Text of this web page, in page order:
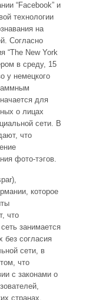
“Facebook” и
технологии
на
Согласно
“The New York
в среду, 15
у немецкого
для
о лицах
сети. В
что
фото-тэгов.
которое
что
занимается
без согласия
сети, в
что
с законами о
странах.